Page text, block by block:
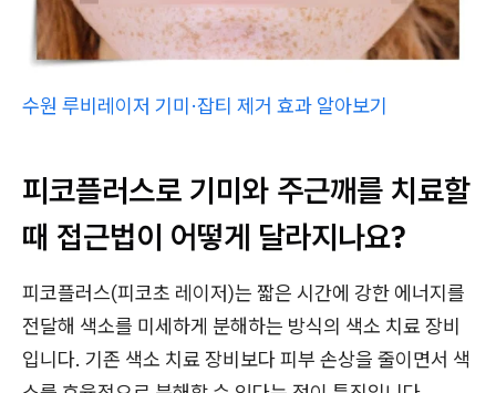
수원 루비레이저 기미·잡티 제거 효과 알아보기
피코플러스로 기미와 주근깨를 치료할
때 접근법이 어떻게 달라지나요?
피코플러스(피코초 레이저)는 짧은 시간에 강한 에너지를
전달해 색소를 미세하게 분해하는 방식의 색소 치료 장비
입니다. 기존 색소 치료 장비보다 피부 손상을 줄이면서 색